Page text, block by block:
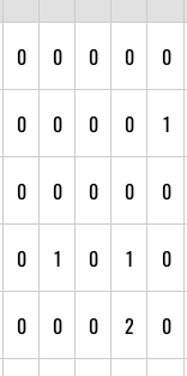
0 0 0 0 0
0 0 0 0 1
0 0 0 0 0
0 1 0 1 0
0 0 0 2 0